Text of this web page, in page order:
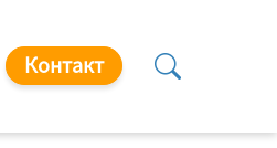
Контакт